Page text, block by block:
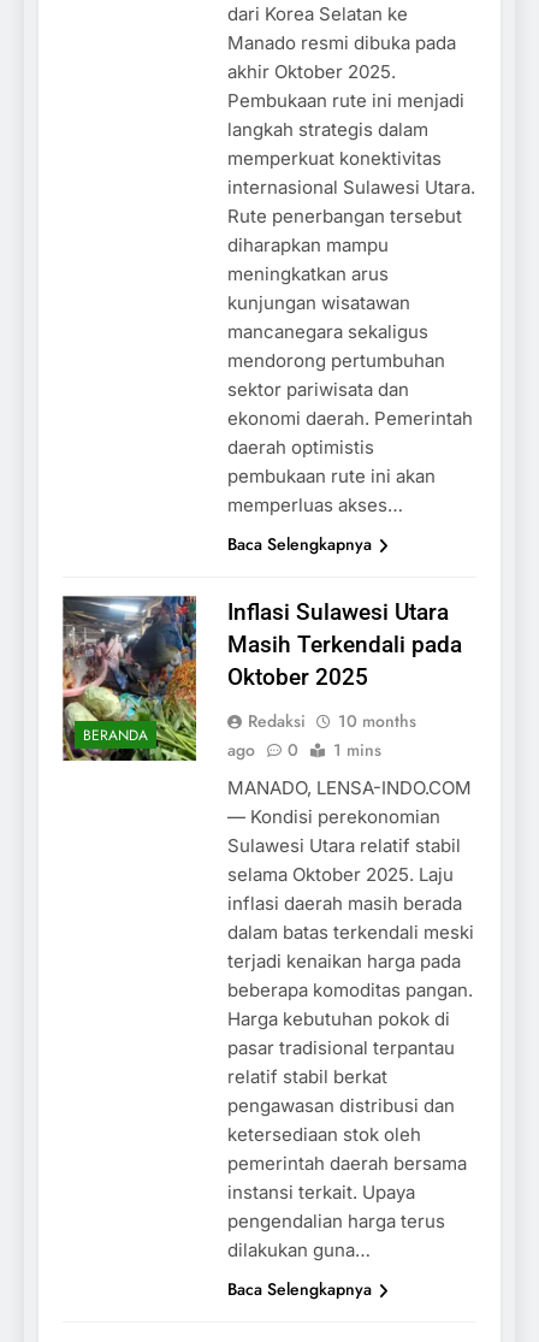
dari Korea Selatan ke
Manado resmi dibuka pada
akhir Oktober 2025.
Pembukaan rute ini menjadi
langkah strategis dalam
memperkuat konektivitas
internasional Sulawesi Utara.
Rute penerbangan tersebut
diharapkan mampu
meningkatkan arus
kunjungan wisatawan
mancanegara sekaligus
mendorong pertumbuhan
sektor pariwisata dan
ekonomi daerah. Pemerintah
daerah optimistis
pembukaan rute ini akan
memperluas akses…
Baca Selengkapnya
BERANDA
Inflasi Sulawesi Utara
Masih Terkendali pada
Oktober 2025
Redaksi
10 months
ago
0 1 mins
MANADO, LENSA-INDO.COM
— Kondisi perekonomian
Sulawesi Utara relatif stabil
selama Oktober 2025. Laju
inflasi daerah masih berada
dalam batas terkendali meski
terjadi kenaikan harga pada
beberapa komoditas pangan.
Harga kebutuhan pokok di
pasar tradisional terpantau
relatif stabil berkat
pengawasan distribusi dan
ketersediaan stok oleh
pemerintah daerah bersama
instansi terkait. Upaya
pengendalian harga terus
dilakukan guna…
Baca Selengkapnya